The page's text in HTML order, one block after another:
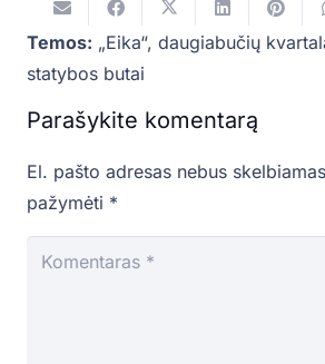
Temos: „Eika“, daugiabučių
statybos butai
Parašykite komentarą
El. pašto adresas nebus
pažymėti *